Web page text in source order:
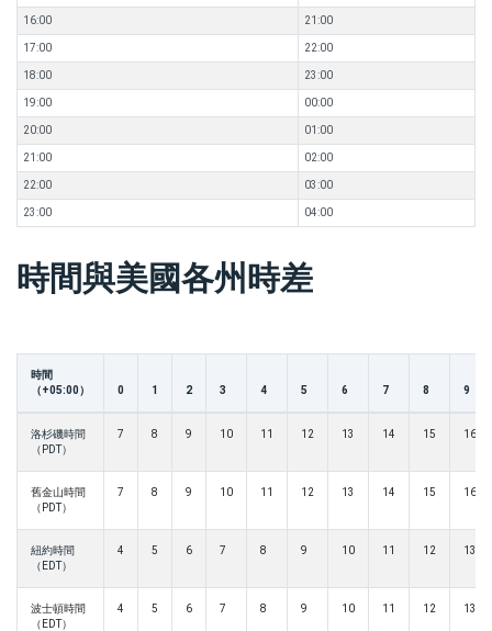
16:00 21:00
17:00 22:00
18:00 23:00
19:00 00:00
20:00 01:00
21:00 02:00
22:00 03:00
23:00 04:00
時間與美國各州時差
時間
（+05:00）
0 1 2 3 4 5 6 7 8 9
洛杉磯時間
（PDT）
7 8 9 10 11 12 13 14 15 16
舊金山時間
（PDT）
7 8 9 10 11 12 13 14 15 16
紐約時間
（EDT）
4 5 6 7 8 9 10 11 12 13
波士頓時間
（EDT）
4 5 6 7 8 9 10 11 12 13